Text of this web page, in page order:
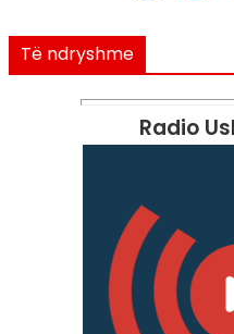
Të ndryshme
Radio